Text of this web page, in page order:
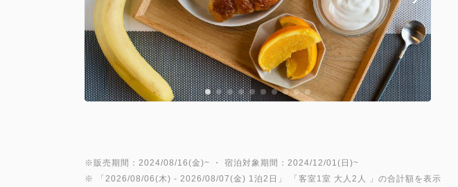
※販売期間：2024/08/16(金)~ ・ 宿泊対象期間：2024/12/01(日)~
※ 「 2026/08/06(木) - 2026/08/07(金) 1泊2日 」 「 客室1室 大人2人
」の合計額を表示